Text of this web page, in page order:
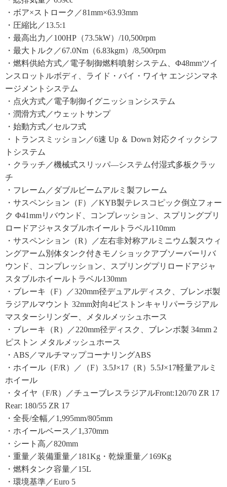
・ボア×ストローク／81mm×63.93mm
・圧縮比／13.5:1
・最高出力／100HP（73.5kW）/10,500rpm
・最大トルク／67.0Nm（6.83kgm）/8,500rpm
・燃料供給方式／電子制御燃料噴射システム、Φ48mmツイ
ンスロットルボディ、ライド・バイ・ワイヤ エンジンマネ
ージメントシステム
・点火方式／電子制御イグニッションシステム
・潤滑方式／ウェットサンプ
・始動方式／セルフ式
・トランスミッション／6速 Up ＆ Down 対応クイックシフ
トシステム
・クラッチ／機械式スリッパ―システム付湿式多板クラッ
チ
・フレーム／ダブルビームアルミ製フレーム
・サスペンション（F）／KYB製テレスコピック倒立フォー
ク Φ41mmリバウンド、コンプレッション、スプリングプリ
ロードアジャスタブルホイールトラベル110mm
・サスペンション（R）／左右非対称アルミニウム製スウィ
ングアーム別体タンク付きモノショックアブソーバーリバ
ウンド、コンプレッション、スプリングプリロードアジャ
スタブルホイールトラベル130mm
・ブレーキ（F）／320mm径デュアルディスク、ブレンボ製
ラジアルマウント 32mm対向4ピストンキャリパーラジアル
マスターシリンダー、メタルメッシュホース
・ブレーキ（R）／220mm径ディスク、ブレンボ製 34mm 2
ピストン メタルメッシュホース
・ABS／マルチマップコーナリングABS
・ホイール（F/R）／（F）3.5J×17（R）5.5J×17軽量アルミ
ホイール
・タイヤ（F/R）／チューブレスラジアルFront:120/70 ZR 17
Rear: 180/55 ZR 17
・全長/全幅／1,995mm/805mm
・ホイールベース／1,370mm
・シート高／820mm
・重量／装備重量／181Kg・乾燥重量／169Kg
・燃料タンク容量／15L
・環境基準／Euro 5